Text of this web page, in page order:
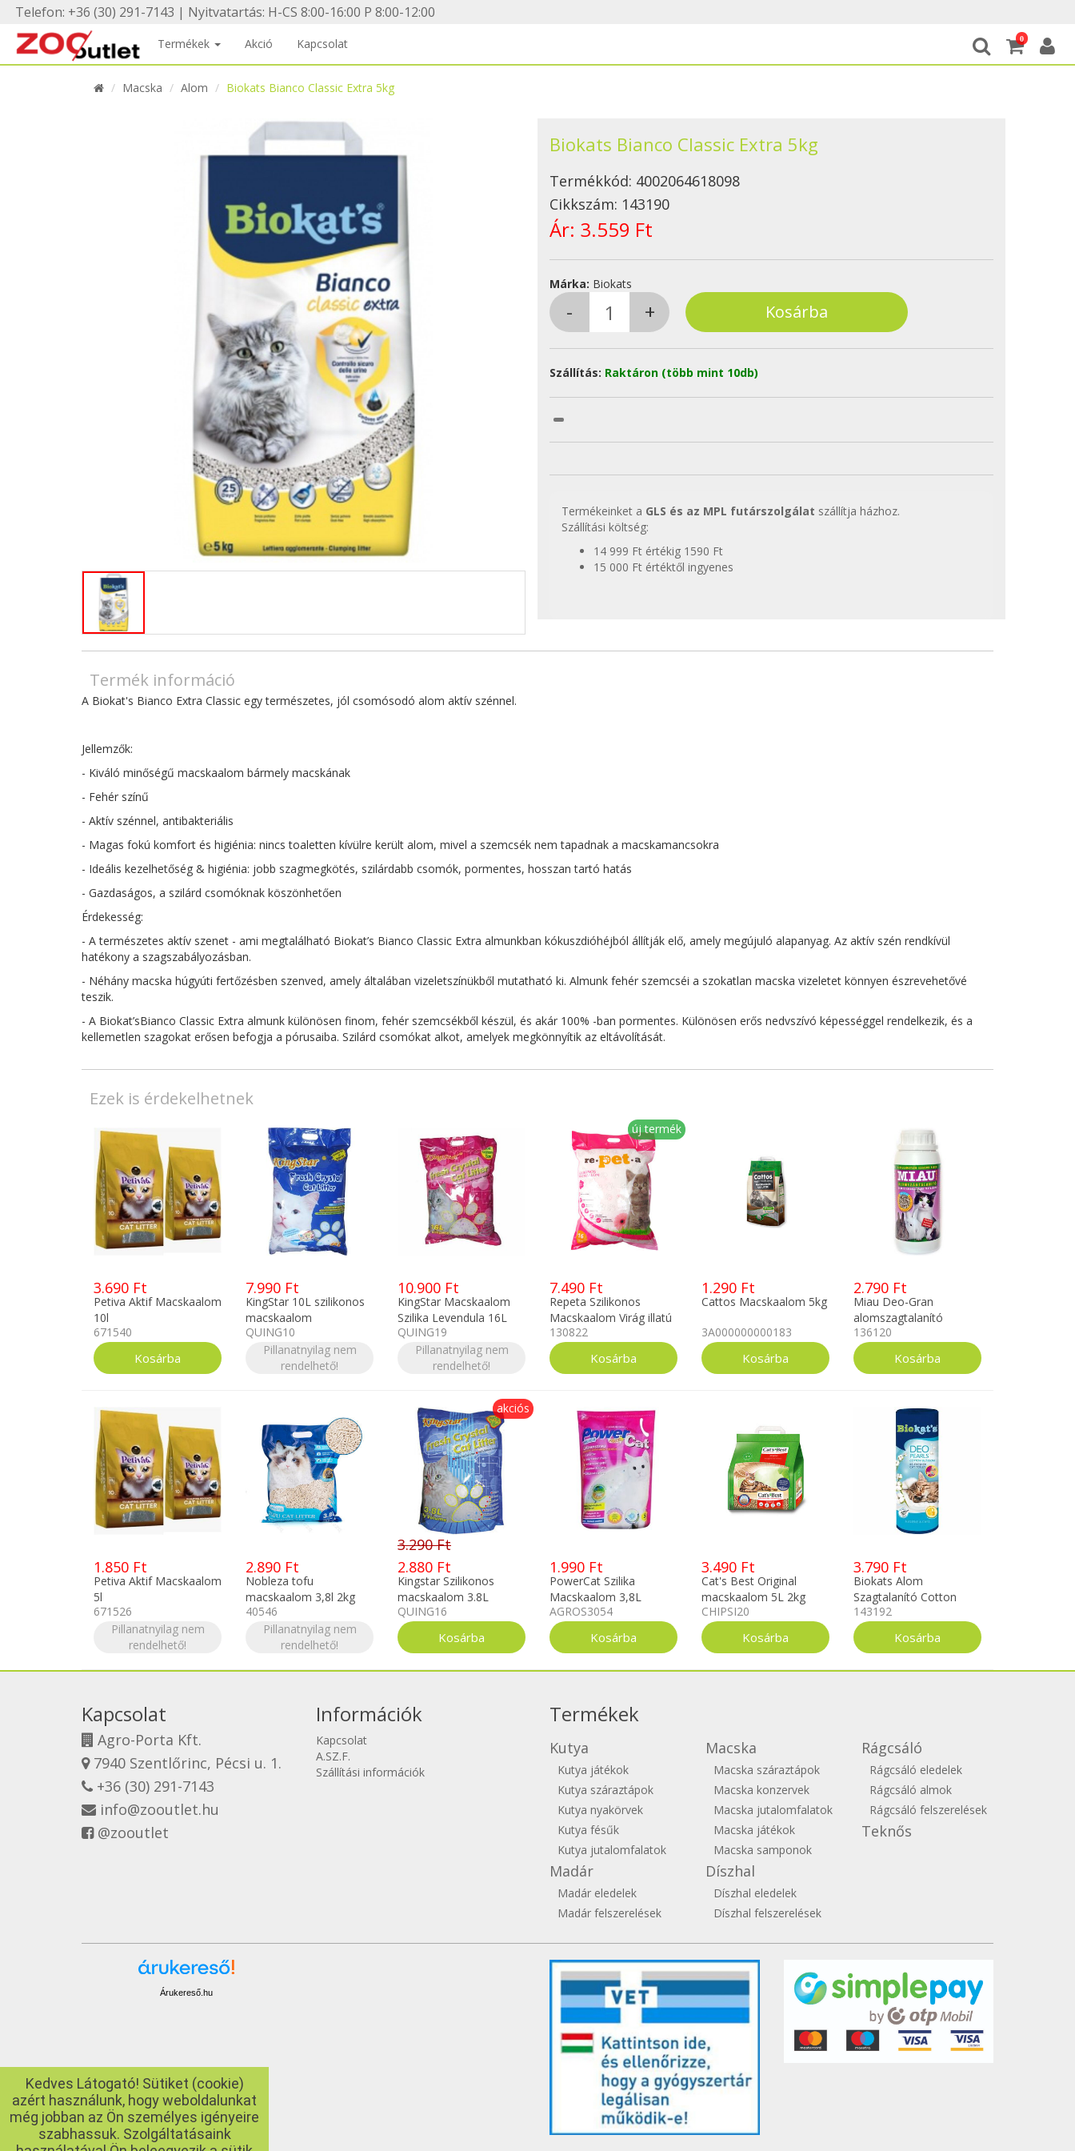
Telefon: +36 (30) 291-7143 | Nyitvatartás: H-CS 8:00-16:00 P 8:00-12:00
0
Termékek Akció Kapcsolat
Macska Alom Biokats Bianco Classic Extra 5kg
Biokats Bianco Classic Extra 5kg
Termékkód: 4002064618098
Cikkszám: 143190
Ár: 3.559 Ft
Márka: Biokats
Szállítás: Raktáron (több mint 10db)
Termékeinket a GLS és az MPL futárszolgálat szállítja házhoz.
Szállítási költség:
14 999 Ft értékig 1590 Ft
15 000 Ft értéktől ingyenes
Termék információ
A Biokat's Bianco Extra Classic egy természetes, jól csomósodó alom aktív szénnel.
Jellemzők:
- Kiváló minőségű macskaalom bármely macskának
- Fehér színű
- Aktív szénnel, antibakteriális
- Magas fokú komfort és higiénia: nincs toaletten kívülre került alom, mivel a szemcsék nem tapadnak a macskamancsokra
- Ideális kezelhetőség & higiénia: jobb szagmegkötés, szilárdabb csomók, pormentes, hosszan tartó hatás
- Gazdaságos, a szilárd csomóknak köszönhetően
Érdekesség:
- A természetes aktív szenet - ami megtalálható Biokat’s Bianco Classic Extra almunkban kókuszdióhéjból állítják elő, amely megújuló alapanyag. Az aktív szén rendkívül
hatékony a szagszabályozásban.
- Néhány macska húgyúti fertőzésben szenved, amely általában vizeletszínükből mutatható ki. Almunk fehér szemcséi a szokatlan macska vizeletet könnyen észrevehetővé
teszik.
- A Biokat’sBianco Classic Extra almunk különösen finom, fehér szemcsékből készül, és akár 100% -ban pormentes. Különösen erős nedvszívó képességgel rendelkezik, és a
kellemetlen szagokat erősen befogja a pórusaiba. Szilárd csomókat alkot, amelyek megkönnyítik az eltávolítását.
Ezek is érdekelhetnek
3.690 Ft
Petiva Aktif Macskaalom
10l
671540
7.990 Ft
KingStar 10L szilikonos
macskaalom
QUING10
Pillanatnyilag nem
rendelhető!
10.900 Ft
KingStar Macskaalom
Szilika Levendula 16L
QUING19
Pillanatnyilag nem
rendelhető!
új termék
7.490 Ft
Repeta Szilikonos
Macskaalom Virág illatú
16L
130822
1.290 Ft
Cattos Macskaalom 5kg
3A000000000183
2.790 Ft
Miau Deo-Gran
alomszagtalanító
granulátum 400 ml
136120
1.850 Ft
Petiva Aktif Macskaalom
5l
671526
Pillanatnyilag nem
rendelhető!
2.890 Ft
Nobleza tofu
macskaalom 3,8l 2kg
40546
Pillanatnyilag nem
rendelhető!
akciós
3.290 Ft
2.880 Ft
Kingstar Szilikonos
macskaalom 3.8L
QUING16
1.990 Ft
PowerCat Szilika
Macskaalom 3,8L
AGROS3054
3.490 Ft
Cat's Best Original
macskaalom 5L 2kg
CHIPSI20
3.790 Ft
Biokats Alom
Szagtalanító Cotton
Blossom 700g
143192
Kapcsolat
Agro-Porta Kft.
7940 Szentlőrinc, Pécsi u. 1.
+36 (30) 291-7143
info@zooutlet.hu
@zooutlet
Információk
Kapcsolat
A.SZ.F.
Szállítási információk
Termékek
Kutya
Kutya játékok
Kutya száraztápok
Kutya nyakörvek
Kutya fésűk
Kutya jutalomfalatok
Madár
Madár eledelek
Madár felszerelések
Macska
Macska száraztápok
Macska konzervek
Macska jutalomfalatok
Macska játékok
Macska samponok
Díszhal
Díszhal eledelek
Díszhal felszerelések
Rágcsáló
Rágcsáló eledelek
Rágcsáló almok
Rágcsáló felszerelések
Teknős
Árukereső.hu
Kedves Látogató! Sütiket (cookie)
azért használunk, hogy weboldalunkat
még jobban az Ön személyes igényeire
szabhassuk. Szolgáltatásaink